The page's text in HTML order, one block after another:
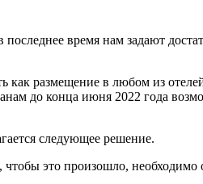
время нам задают
как размещение в любом из
до конца июня 2022 года
следующее решение.
чтобы это произошло,